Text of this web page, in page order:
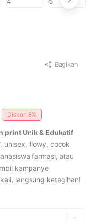
Diskon 8%
print Unik & Edukatif
unisex, flowy, cocok
farmasi, atau
kampanye
langsung ketagihan!
Bagikan